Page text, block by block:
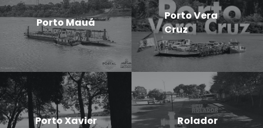
Porto Mauá
Porto Vera
Cruz
Porto Xavier Rolador